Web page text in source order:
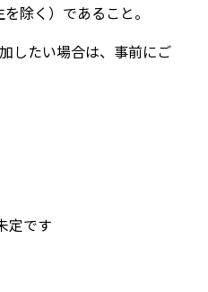
除く）であること。
したい場合は、事前にご
定です